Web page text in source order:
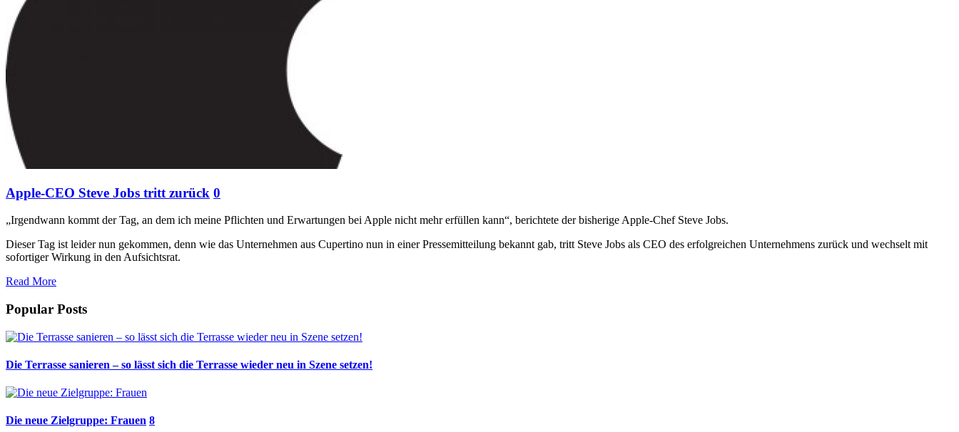
Apple-CEO Steve Jobs tritt zurück 0
„Irgendwann kommt der Tag, an dem ich meine Pflichten und Erwartungen bei Apple nicht mehr erfüllen kann“, berichtete der bisherige Apple-Chef Steve Jobs.
Dieser Tag ist leider nun gekommen, denn wie das Unternehmen aus Cupertino nun in einer Pressemitteilung bekannt gab, tritt Steve Jobs als CEO des erfolgreichen Unternehmens zurück und wechselt mit
sofortiger Wirkung in den Aufsichtsrat.
Read More
Popular Posts
Die Terrasse sanieren – so lässt sich die Terrasse wieder neu in Szene setzen!
Die neue Zielgruppe: Frauen 8